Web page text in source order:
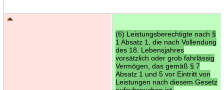
(6) Leistungsberechtigte nach §
1 Absatz 1, die nach Vollendung
des 18. Lebensjahres
vorsätzlich oder grob fahrlässig
Vermögen, das gemäß § 7
Absatz 1 und 5 vor Eintritt von
Leistungen nach diesem Gesetz